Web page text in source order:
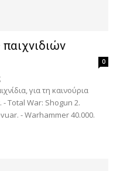
0
για τη καινούρια
- Total War: Shogun 2.
- Warhammer 40.000.